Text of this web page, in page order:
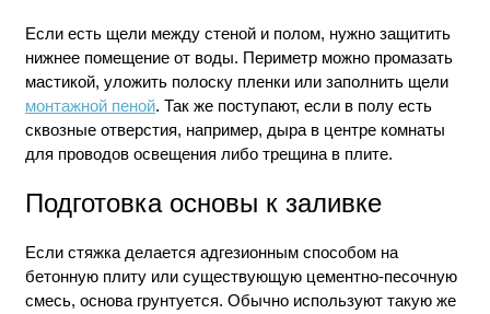
Если есть щели между стеной и полом, нужно защитить
нижнее помещение от воды. Периметр можно промазать
мастикой, уложить полоску пленки или заполнить щели
монтажной пеной. Так же поступают, если в полу есть
сквозные отверстия, например, дыра в центре комнаты
для проводов освещения либо трещина в плите.
Подготовка основы к заливке
Если стяжка делается адгезионным способом на
бетонную плиту или существующую цементно-песочную
смесь, основа грунтуется. Обычно используют такую же